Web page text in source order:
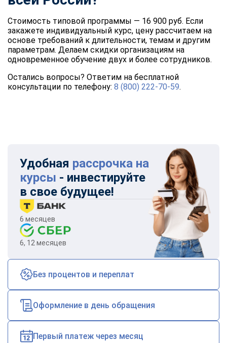
Стоимость типовой программы — 16 900 руб. Если
закажете индивидуальный курс, цену рассчитаем на
основе требований к длительности, темам и другим
параметрам. Делаем скидки организациям на
одновременное обучение двух и более сотрудников.
Остались вопросы? Ответим на бесплатной
консультации по телефону: 8 (800) 222-70-59.
Удобная рассрочка на
курсы - инвестируйте
в свое будущее!
6 месяцев
6, 12 месяцев
Без процентов и переплат
Оформление в день обращения
Первый платеж через месяц